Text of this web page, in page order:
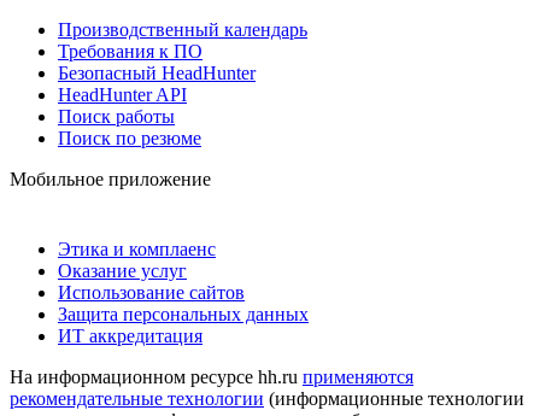
Производственный календарь
Требования к ПО
Безопасный HeadHunter
HeadHunter API
Поиск работы
Поиск по резюме
Мобильное приложение
Этика и комплаенс
Оказание услуг
Использование сайтов
Защита персональных данных
ИТ аккредитация
На информационном ресурсе hh.ru применяются
рекомендательные технологии (информационные технологии